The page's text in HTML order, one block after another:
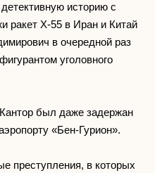
историю с
ракет X-55 в Иран и Китай
в очередной раз
уголовного
был даже задержан
«Бен-Гурион».
преступления, в которых